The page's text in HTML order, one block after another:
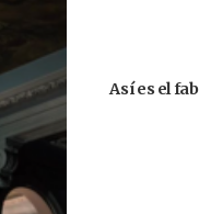
Así es el